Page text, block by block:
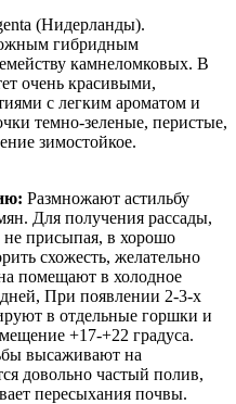
(Нидерланды).
гибридным
камнеломковых. В
очень красивыми,
с легким ароматом и
темно-зеленые, перистые,
зимостойкое.
Размножают астильбу
Для получения рассады,
не присыпая, в хорошо
схожесть, желательно
помещают в холодное
При появлении 2-3-х
в отдельные горшки и
+17-+22 градуса.
высаживают на
довольно частый полив,
пересыхания почвы.